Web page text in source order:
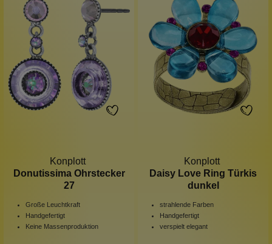
Konplott
Donutissima Ohrstecker
27
Große Leuchtkraft
Handgefertigt
Keine Massenproduktion
Konplott
Daisy Love Ring Türkis
dunkel
strahlende Farben
Handgefertigt
verspielt elegant